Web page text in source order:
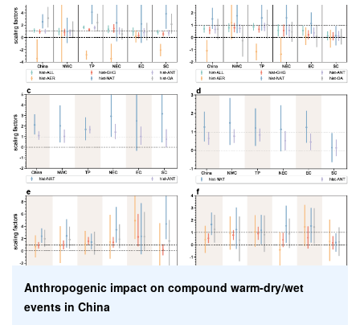
Anthropogenic impact on compound warm-dry/wet
events in China